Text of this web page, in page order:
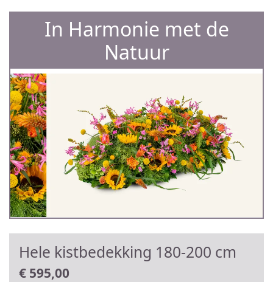
In Harmonie met de
Natuur
Hele kistbedekking 180-200 cm
€ 595,00